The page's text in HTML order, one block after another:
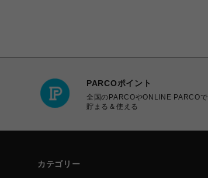
PARCOポイント
全国のPARCOやONLINE PARCOで
貯まる＆使える
カテゴリー